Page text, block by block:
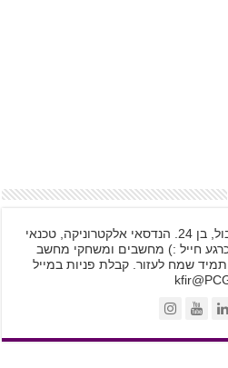
כפיר אבוטבול, בן 24. הנדסאי אלקטרוניקה, טכנאי
חייל :) מחשבים ומשחקי מחשב
שמח לעזור. קבלת פניות במייל